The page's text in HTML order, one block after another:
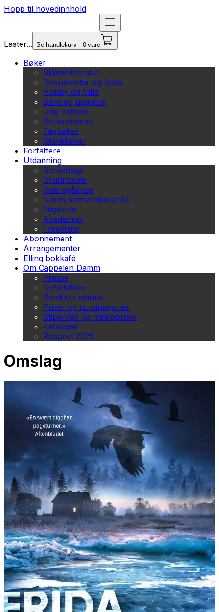
Hopp til hovedinnhold
Laster... Se handlekurv - 0 vare
Bøker
Skjønnlitteratur
Dokumentar og fakta
Hobby og fritid
Barn og ungdom
Ung voksen
Serieromaner
Fagbøker
Skolebøker
Forfattere
Utdanning
Barnehage
Grunnskole
Videregående
Norsk som andrespråk
Fagskole
Akademisk
Forskning
Abonnement
Arrangementer
Elling bokkafé
Om Cappelen Damm
Presse
Nyhetsbrev
Send inn manus
Priser og nominasjoner
Stipender og minnepriser
Kataloger
Rapport 2025
Omslag